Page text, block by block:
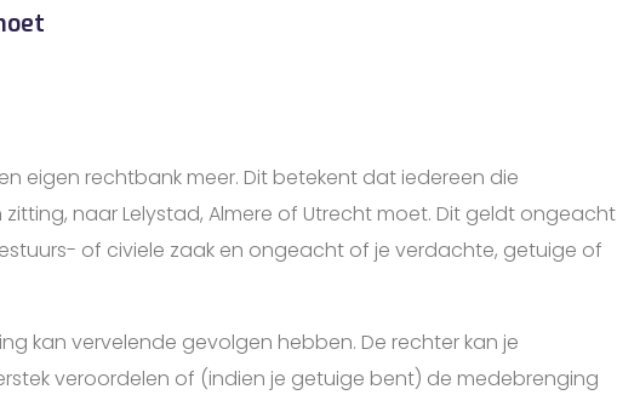
eigen rechtbank meer. Dit betekent dat iedereen die
naar Lelystad, Almere of Utrecht moet. Dit geldt ongeacht
of civiele zaak en ongeacht of je verdachte, getuige of
kan vervelende gevolgen hebben. De rechter kan je
veroordelen of (indien je getuige bent) de medebrenging